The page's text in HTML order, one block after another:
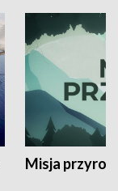
Misja